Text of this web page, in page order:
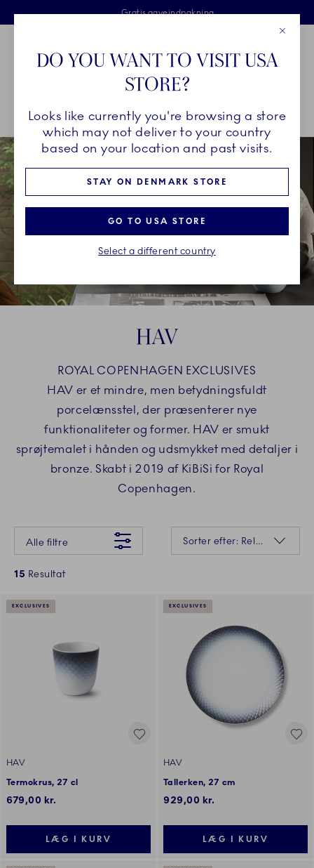
Skip Navigation
Fri levering ved køb over 500 kr. og fri retur
Gratis gaveindpakning
2 års brudgaranti
Royal Copenhagen
Breadcrumb Headlinesss
HjemSTEL Stel HAV
HAV
ROYAL COPENHAGEN EXCLUSIVES
HAV er et mindre, men betydningsfuldt
porcelænsstel, der præsenterer nye
funktionaliteter og former. HAV er smukt
sprøjtemalet i hånden og udsmykket med detaljer i
bronze. Skabt i 2019 af KiBiSi for Royal
Copenhagen.
Der gik desværre noget galt Prøv venligst igen senere
Alle filtre
Sorter efter: Relevans
15 Resultat
EXCLUSIVES
HAV
Termokrus, 27 cl
679,00 kr.
LÆG I KURV
EXCLUSIVES
HAV
Tallerken, 27 cm
929,00 kr.
LÆG I KURV
DO YOU WANT TO VISIT USA
STORE?
Looks like currently you're browsing a store
which may not deliver to your country
based on your location and past visits.
STAY ON DENMARK STORE
GO TO USA STORE
Select a different country